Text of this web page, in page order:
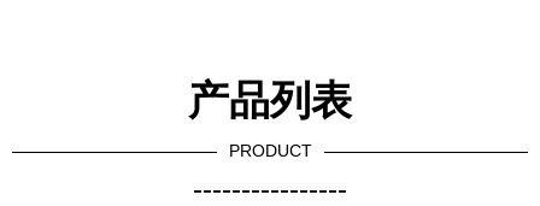
产品列表
PRODUCT
----------------